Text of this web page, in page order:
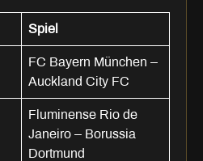
Spiel
FC Bayern München –
Auckland City FC
Fluminense Rio de
Janeiro – Borussia
Dortmund